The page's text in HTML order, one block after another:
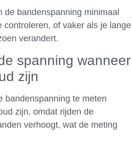
de bandenspanning minimaal
controleren, of vaker als je lange
verandert.
spanning wanneer
zijn
bandenspanning te meten
zijn, omdat rijden de
verhoogt, wat de meting